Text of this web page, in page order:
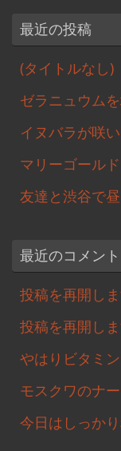
最近の投稿
(タイトルなし)
ゼラニュウム
イヌバラが咲
マリーゴール
友達と渋谷で
最近のコメント
投稿を再開しま
投稿を再開しま
やはりビタミ
モスクワのナ
今日はしっか